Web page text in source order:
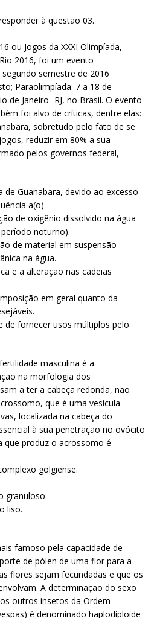
à questão 03.
ou Jogos da XXXI Olimpíada,
2016, foi um evento
semestre de 2016
Paraolimpíada: 7 a 18 de
de Janeiro- RJ, no Brasil. O evento
foi alvo de críticas, dentre elas:
sobretudo pelo fato de se
reduzir em 80% a sua
pelos governos federal,
de Guanabara, devido ao excesso
a(o)
de oxigênio dissolvido na água
noturno).
de material em suspensão
na água.
e a alteração nas cadeias
em geral quanto da
de fornecer usos múltiplos pelo
masculina é a
na morfologia dos
a ter a cabeça redonda, não
que é uma vesícula
localizada na cabeça do
à sua penetração no ovócito
que produz o acrossomo é
golgiense.
granuloso.
liso.
famoso pela capacidade de
de pólen de uma flor para a
flores sejam fecundadas e que os
A determinação do sexo
outros insetos da Ordem
é denominado haplodiploide